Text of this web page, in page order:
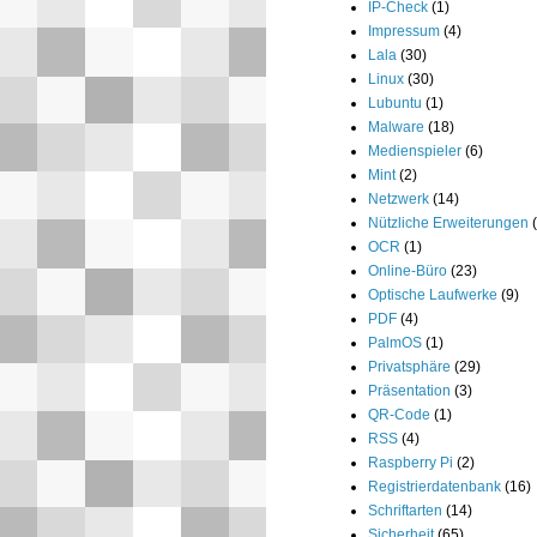
IP-Check (1)
Impressum (4)
Lala (30)
Linux (30)
Lubuntu (1)
Malware (18)
Medienspieler (6)
Mint (2)
Netzwerk (14)
Nützliche Erweiterungen
OCR (1)
Online-Büro (23)
Optische Laufwerke (9)
PDF (4)
PalmOS (1)
Privatsphäre (29)
Präsentation (3)
QR-Code (1)
RSS (4)
Raspberry Pi (2)
Registrierdatenbank (16)
Schriftarten (14)